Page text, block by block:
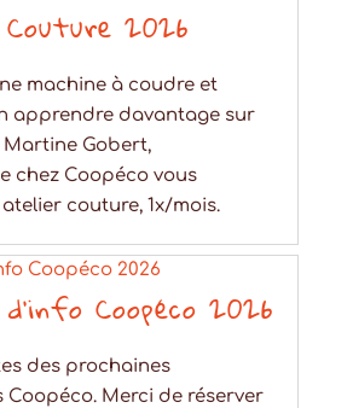
2026
machine à coudre et
apprendre davantage sur
Martine Gobert,
chez Coopéco vous
couture, 1x/mois.
Coopéco 2026
des prochaines
Coopéco. Merci de réserver